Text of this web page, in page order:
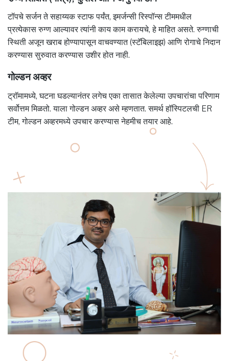
टॉपचे सर्जन ते सहाय्यक स्टाफ पर्यंत, इमर्जन्सी रिस्पॉन्स टीममधील
प्रत्येकास रुग्ण आल्यावर त्यांनी काय काम करायचे, हे माहित असते. रुग्णाची
स्थिती अजून खराब होण्यापासून वाचवण्यात (स्टॅबिलाइझ) आणि रोगाचे निदान
करण्यास सुरुवात करण्यास उशीर होत नाही.
गोल्डन अव्हर
ट्रॉमामध्ये, घटना घडल्यानंतर लगेच एका तासात केलेल्या उपचारांचा परिणाम
सर्वोत्तम मिळतो. याला गोल्डन अव्हर असे म्हणतात. समर्थ हॉस्पिटलची ER
टीम, गोल्डन अव्हरमध्ये उपचार करण्यास नेहमीच तयार आहे.